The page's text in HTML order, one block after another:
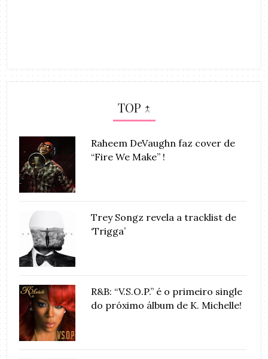
TOP ↑
Raheem DeVaughn faz cover de
“Fire We Make” !
Trey Songz revela a tracklist de
‘Trigga’
R&B: “V.S.O.P.” é o primeiro single
do próximo álbum de K. Michelle!